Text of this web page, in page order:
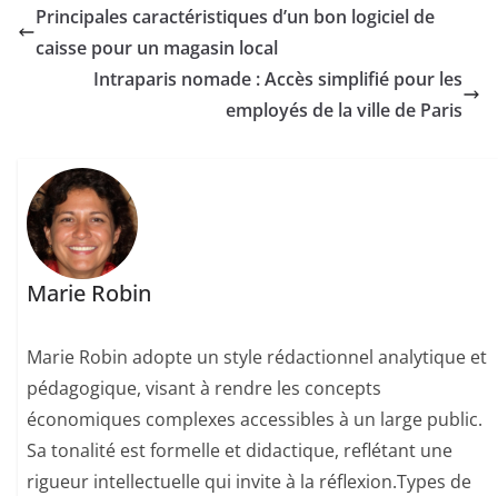
Principales caractéristiques d’un bon logiciel de
caisse pour un magasin local
Intraparis nomade : Accès simplifié pour les
employés de la ville de Paris
Marie Robin
Marie Robin adopte un style rédactionnel analytique et
pédagogique, visant à rendre les concepts
économiques complexes accessibles à un large public.
Sa tonalité est formelle et didactique, reflétant une
rigueur intellectuelle qui invite à la réflexion.​ Types de